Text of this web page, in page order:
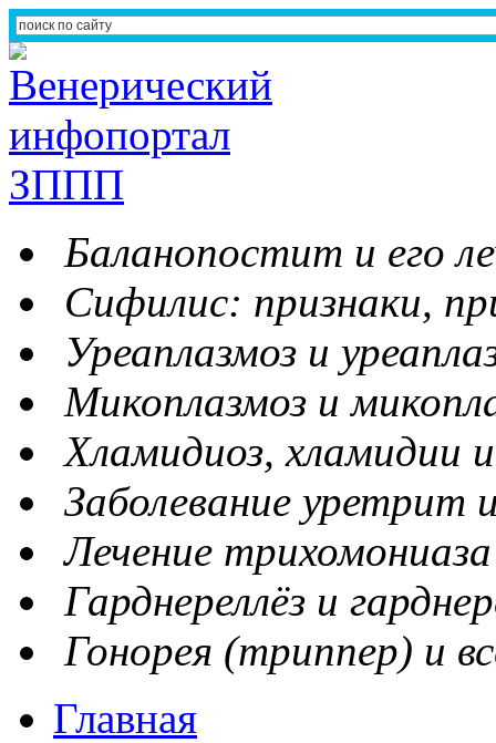
Баланопостит и его
Сифилис: признаки,
Уреаплазмоз и
Микоплазмоз и
Хламидиоз, хламидии
Заболевание уретрит
Лечение
Гарднереллёз и
Гонорея (триппер) и
Главная